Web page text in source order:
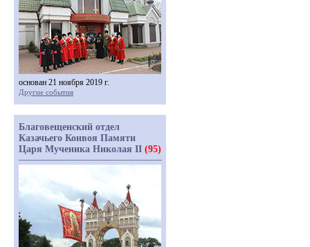
основан 21 ноября 2019 г.
Другие события
Благовещенский отдел
Казачьего Конвоя Памяти
Царя Мученика Николая II (95)